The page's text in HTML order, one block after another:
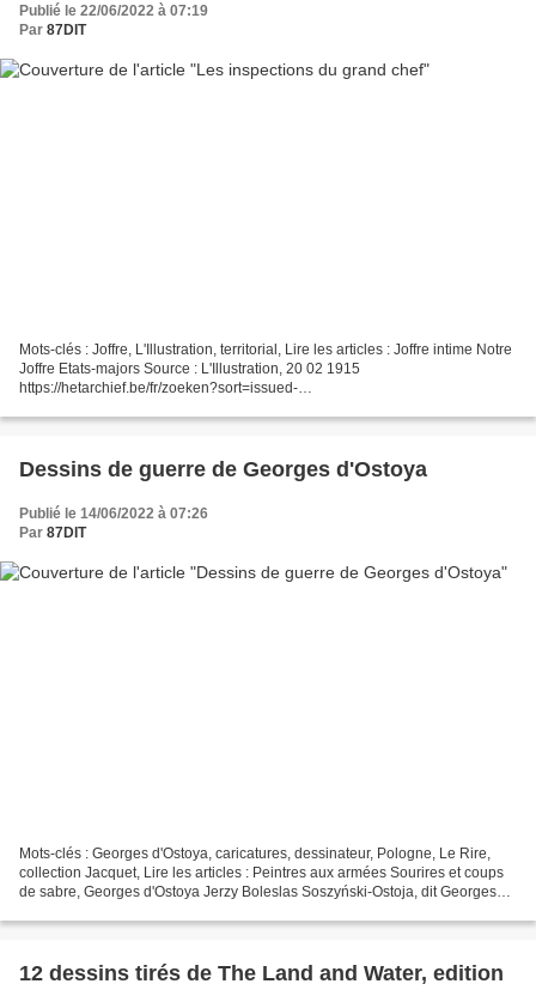
Publié le 22/06/2022 à 07:19
Par 87DIT
Mots-clés : Joffre, L'Illustration, territorial, Lire les articles : Joffre intime Notre
Joffre Etats-majors Source : L'Illustration, 20 02 1915
https://hetarchief.be/fr/zoeken?sort=issued-
Dessins de guerre de Georges d'Ostoya
Publié le 14/06/2022 à 07:26
Par 87DIT
Mots-clés : Georges d'Ostoya, caricatures, dessinateur, Pologne, Le Rire,
collection Jacquet, Lire les articles : Peintres aux armées Sourires et coups
de sabre, Georges d'Ostoya Jerzy Boleslas Soszyński-Ostoja, dit Georges
12 dessins tirés de The Land and Water, edition